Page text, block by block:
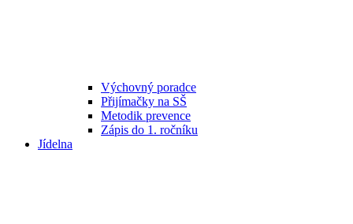
Výchovný poradce
Přijímačky na SŠ
Metodik prevence
Zápis do 1. ročníku
Jídelna